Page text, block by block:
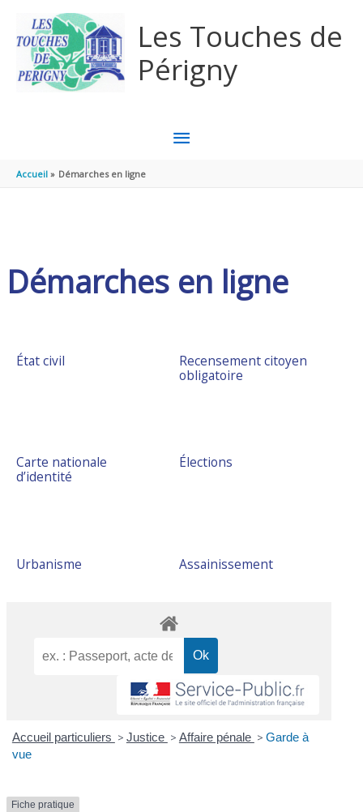
Les Touches de
Périgny
MENU
Accueil Démarches en ligne
Démarches en ligne
État civil
Recensement citoyen
obligatoire
Carte nationale
d’identité
Élections
Urbanisme Assainissement
Accueil particuliers > Justice > Affaire pénale > Garde à
vue
Fiche pratique